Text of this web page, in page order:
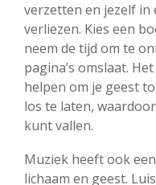
verzetten en jezelf in
verliezen. Kies een
neem de tijd om te
pagina’s omslaat.
helpen om je geest
los te laten,
kunt vallen.
Muziek heeft ook
lichaam en geest.